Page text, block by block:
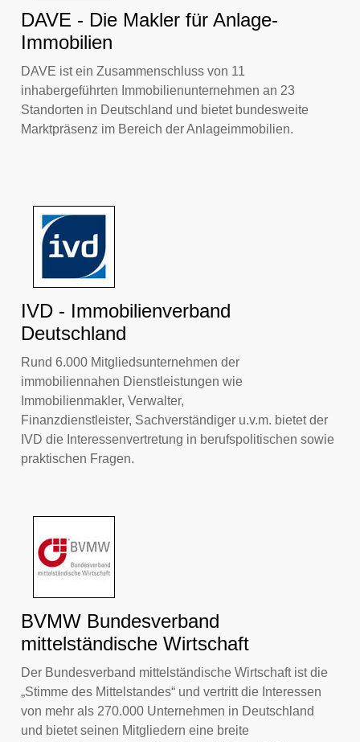
DAVE - Die Makler für Anlage-
Immobilien
DAVE ist ein Zusammenschluss von 11
inhabergeführten Immobilienunternehmen an 23
Standorten in Deutschland und bietet bundesweite
Marktpräsenz im Bereich der Anlageimmobilien.
IVD - Immobilienverband
Deutschland
Rund 6.000 Mitgliedsunternehmen der
immobiliennahen Dienstleistungen wie
Immobilienmakler, Verwalter,
Finanzdienstleister, Sachverständiger u.v.m. bietet der
IVD die Interessenvertretung in berufspolitischen sowie
praktischen Fragen.
BVMW Bundesverband
mittelständische Wirtschaft
Der Bundesverband mittelständische Wirtschaft ist die
„Stimme des Mittelstandes“ und vertritt die Interessen
von mehr als 270.000 Unternehmen in Deutschland
und bietet seinen Mitgliedern eine breite